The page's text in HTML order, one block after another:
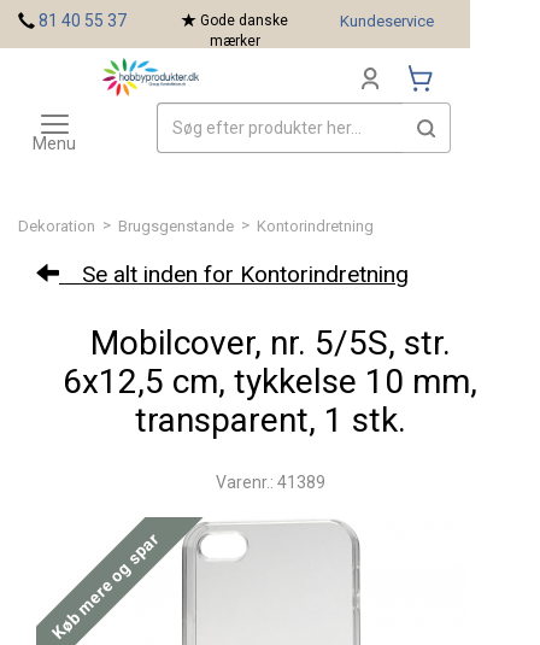
Dekoration > Brugsgenstande > Kontorindretning
Se alt inden for Kontorindretning
Mobilcover, nr. 5/5S, str.
6x12,5 cm, tykkelse 10 mm,
transparent, 1 stk.
Varenr.: 41389
Køb mere og spar
81 40 55 37
Gode danske
mærker
Kundeservice
Toggle
navigation
Menu
Mærker